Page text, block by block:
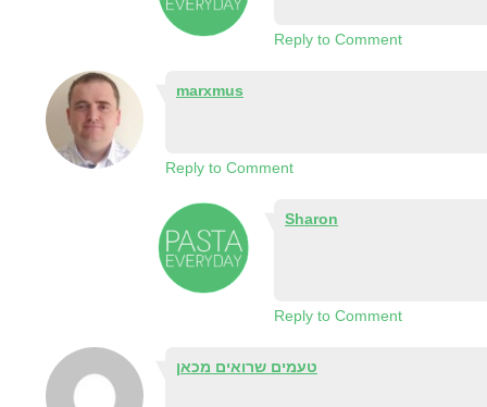
Reply to Comment
marxmus
Reply to Comment
Sharon
Reply to Comment
טעמים שרואים מכאן